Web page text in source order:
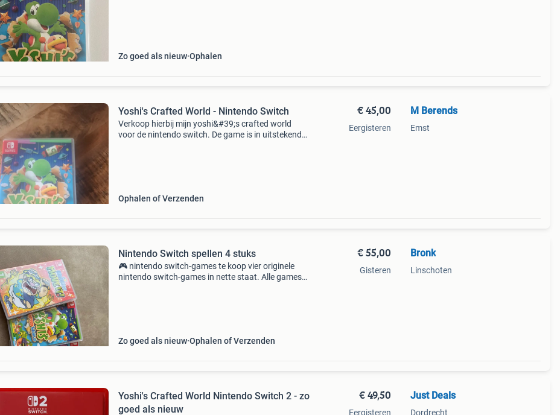
Zo goed als nieuw Ophalen
Yoshi's Crafted World - Nintendo Switch
Verkoop hierbij mijn yoshi&#39;s crafted world
voor de nintendo switch. De game is in uitstekende
Ophalen of Verzenden
€ 45,00
Eergisteren
M Berends
Emst
Nintendo Switch spellen 4 stuks
🎮 nintendo switch-games te koop vier originele
nintendo switch-games in nette staat. Alle games
Zo goed als nieuw Ophalen of Verzenden
€ 55,00
Gisteren
Bronk
Linschoten
Yoshi's Crafted World Nintendo Switch 2 - zo
goed als nieuw
€ 49,50
Eergisteren
Just Deals
Dordrecht